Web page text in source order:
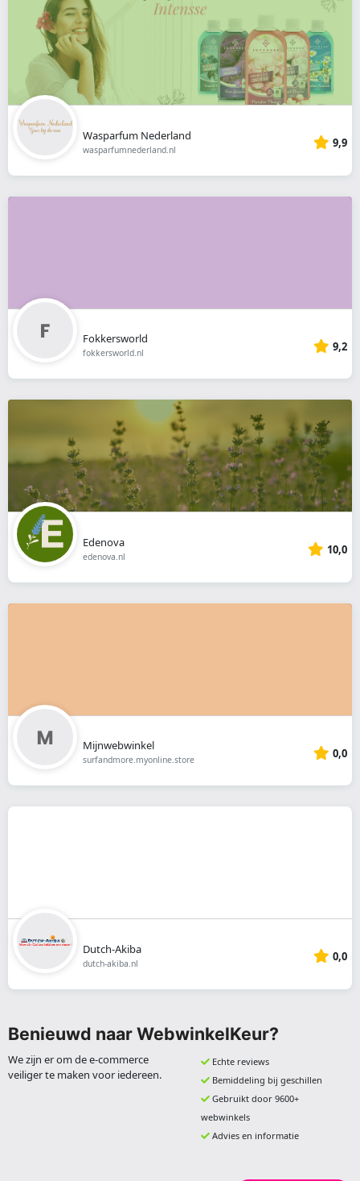
Wasparfum Nederland
wasparfumnederland.nl 9,9
Fokkersworld
fokkersworld.nl 9,2
Edenova
edenova.nl 10,0
Mijnwebwinkel
surfandmore.myonline.store 0,0
Dutch-Akiba
dutch-akiba.nl 0,0
Benieuwd naar WebwinkelKeur?
We zijn er om de e-commerce
veiliger te maken voor iedereen.
Echte reviews
Bemiddeling bij geschillen
Gebruikt door 9600+
webwinkels
Advies en informatie